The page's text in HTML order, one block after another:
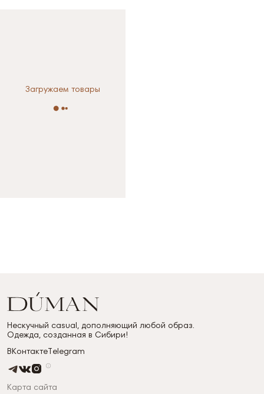
Загружаем товары
Нескучный casual, дополняющий любой образ.
Одежда, созданная в Сибири!
ВКонтактеTelegram
Карта сайта